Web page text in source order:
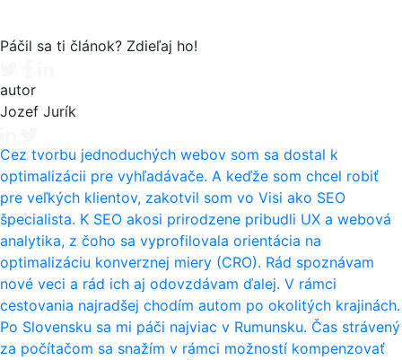
Páčil sa ti článok? Zdieľaj ho!
autor
Jozef Jurík
Cez tvorbu jednoduchých webov som sa dostal k
optimalizácii pre vyhľadávače. A keďže som chcel robiť
pre veľkých klientov, zakotvil som vo Visi ako SEO
špecialista. K SEO akosi prirodzene pribudli UX a webová
analytika, z čoho sa vyprofilovala orientácia na
optimalizáciu konverznej miery (CRO). Rád spoznávam
nové veci a rád ich aj odovzdávam ďalej. V rámci
cestovania najradšej chodím autom po okolitých krajinách.
Po Slovensku sa mi páči najviac v Rumunsku. Čas strávený
za počítačom sa snažím v rámci možností kompenzovať